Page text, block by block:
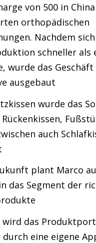
von 500 in China
orthopädischen
Nachdem
schneller als
wurde das Geschäft
ausgebaut
wurde das
auch
plant Marco
das Segment der
wird das
durch eine eigene